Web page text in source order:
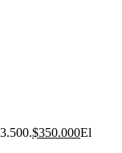
$350.000El